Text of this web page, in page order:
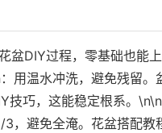
盆DIY过程，零基础也能上
用温水冲洗，避免残留。
巧，这能稳定根系。\n\n
，避免全淹。花盆搭配教